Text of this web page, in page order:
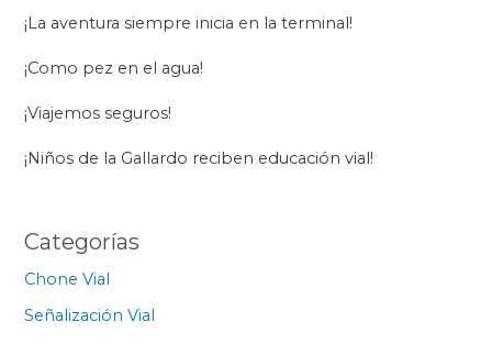
¡La aventura siempre inicia en la terminal!
¡Como pez en el agua!
¡Viajemos seguros!
¡Niños de la Gallardo reciben educación vial!
Categorías
Chone Vial
Señalización Vial